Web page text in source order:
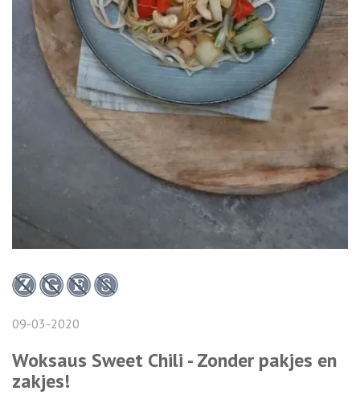
09-03-2020
Woksaus Sweet Chili - Zonder pakjes en
zakjes!